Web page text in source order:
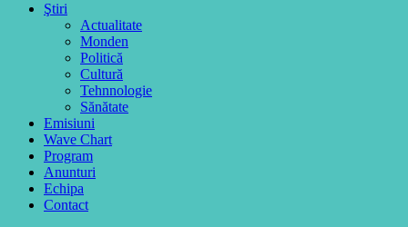
Ştiri
Actualitate
Monden
Politică
Cultură
Tehnnologie
Sănătate
Emisiuni
Wave Chart
Program
Anunturi
Echipa
Contact